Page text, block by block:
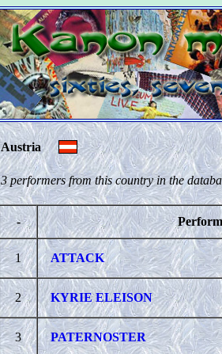
Austria
3 performers from this country in the
-
1 ATTACK
2 KYRIE ELEISON
3 PATERNOSTER